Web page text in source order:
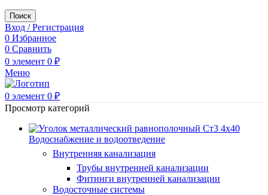
Поиск
Вход / Регистрация
0 Избранное
0 Сравнить
0 элемент 0 ₽
Меню
0 элемент 0 ₽
Просмотр категорий
Водоснабжение и водоотведение
Внутренняя канализация
Трубы внутренней канализации
Фитинги внутренней канализации
Водосточные системы